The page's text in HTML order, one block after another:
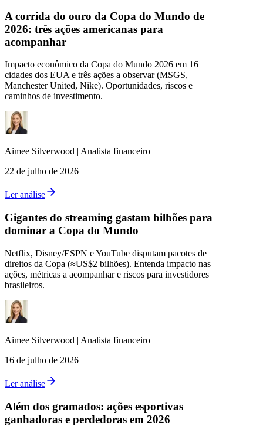
A corrida do ouro da Copa do Mundo de
2026: três ações americanas para
acompanhar
Impacto econômico da Copa do Mundo 2026 em 16
cidades dos EUA e três ações a observar (MSGS,
Manchester United, Nike). Oportunidades, riscos e
caminhos de investimento.
Aimee Silverwood | Analista financeiro
22 de julho de 2026
Ler análise
Gigantes do streaming gastam bilhões para
dominar a Copa do Mundo
Netflix, Disney/ESPN e YouTube disputam pacotes de
direitos da Copa (≈US$2 bilhões). Entenda impacto nas
ações, métricas a acompanhar e riscos para investidores
brasileiros.
Aimee Silverwood | Analista financeiro
16 de julho de 2026
Ler análise
Além dos gramados: ações esportivas
ganhadoras e perdedoras em 2026